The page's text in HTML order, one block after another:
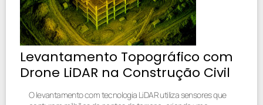
Levantamento Topográfico com
Drone LiDAR na Construção Civil
O levantamento com tecnologia LiDAR utiliza sensores que